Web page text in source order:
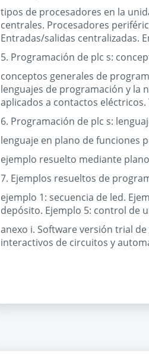
tipos de procesadores en la
centrales. Procesadores
Entradas/salidas centralizadas.
5. Programación de plc s:
conceptos generales de
lenguajes de programación y la
aplicados a contactos
6. Programación de plc s:
lenguaje en plano de funciones
ejemplo resuelto mediante
7. Ejemplos resueltos de
ejemplo 1: secuencia de led.
depósito. Ejemplo 5: control de
anexo i. Software versión trial
interactivos de circuitos y